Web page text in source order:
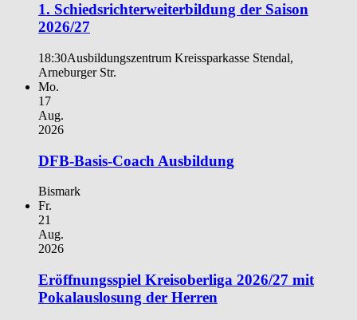
1. Schiedsrichterweiterbildung der Saison
2026/27
18:30Ausbildungszentrum Kreissparkasse Stendal,
Arneburger Str.
Mo.
17
Aug.
2026
DFB-Basis-Coach Ausbildung
Bismark
Fr.
21
Aug.
2026
Eröffnungsspiel Kreisoberliga 2026/27 mit
Pokalauslosung der Herren